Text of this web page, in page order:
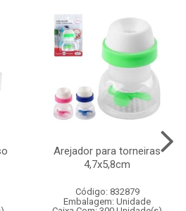
Arejador para torneiras
4,7x5,8cm
Código: 832879
Embalagem: Unidade